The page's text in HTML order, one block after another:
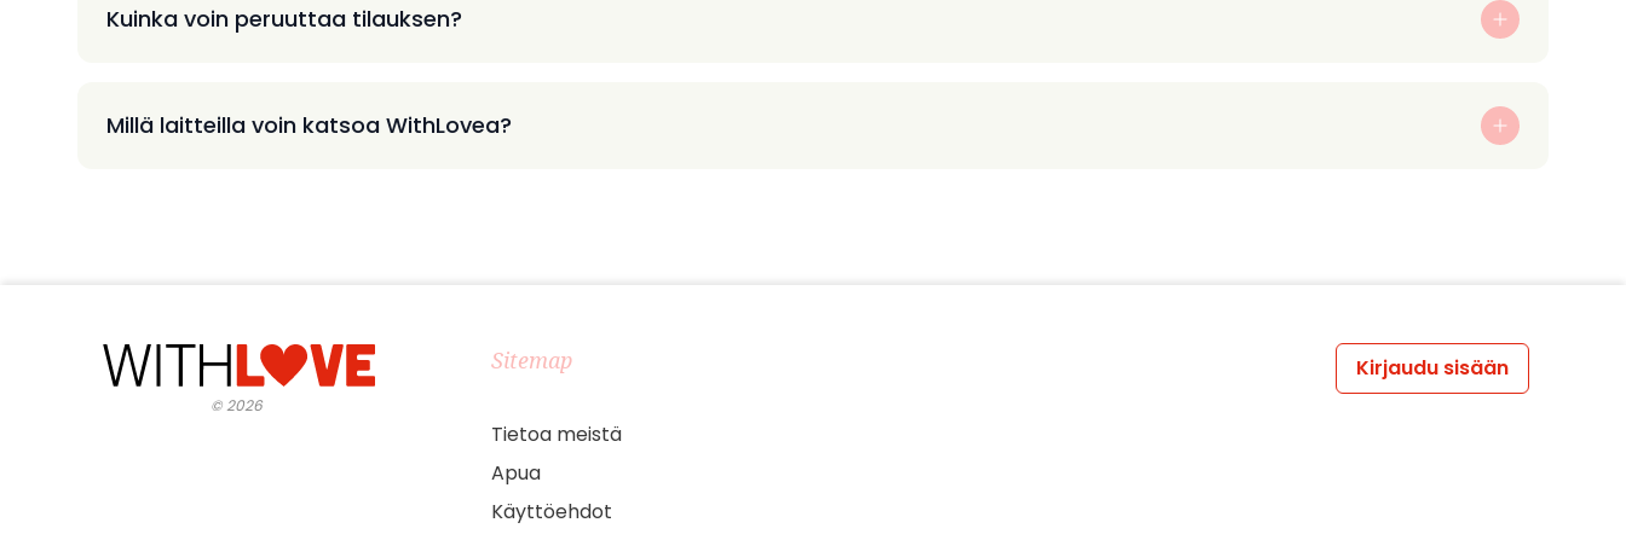
Kuinka voin peruuttaa tilauksen?
Millä laitteilla voin katsoa WithLovea?
©2026
Sitemap
Tietoa meistä
Apua
Käyttöehdot
Kirjaudu sisään